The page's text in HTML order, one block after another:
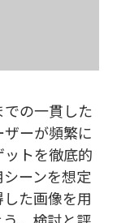
の一貫した
ーが頻繁に
トを徹底的
ーンを想定
た画像を用